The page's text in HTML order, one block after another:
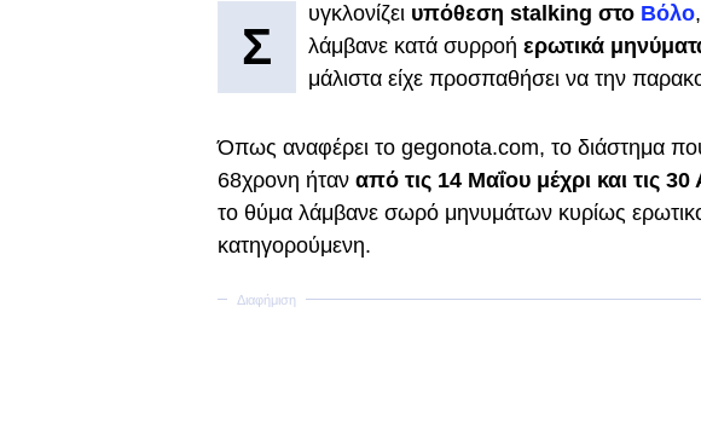
Σ
υγκλονίζει υπόθεση stalking στο Βόλο
λάμβανε κατά συρροή ερωτικά
μάλιστα είχε προσπαθήσει να την
Όπως αναφέρει το gegonota.com, το διάστημα
68χρονη ήταν από τις 14 Μαΐου μέχρι και τις
το θύμα λάμβανε σωρό μηνυμάτων κυρίως
κατηγορούμενη.